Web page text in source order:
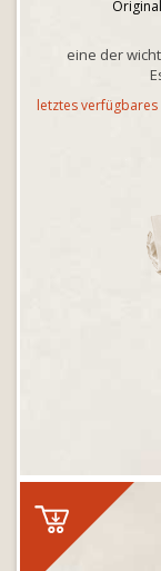
eine der
letztes